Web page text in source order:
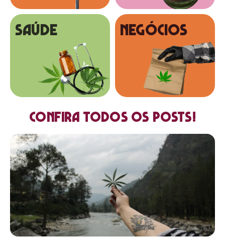
SAÚDE NEGÓCIOS
Confira todos os posts!